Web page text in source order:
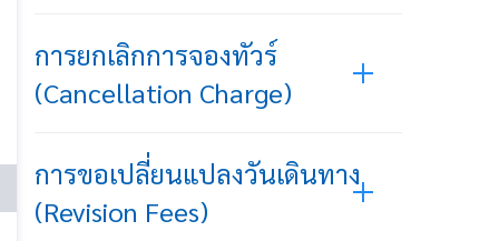
การยกเลิกการจองทัวร์
(Cancellation Charge)
การขอเปลี่ยนแปลงวันเดินทาง
(Revision Fees)